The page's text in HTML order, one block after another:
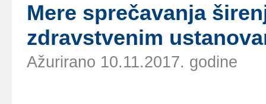
Mеrе sprеčаvаnjа
zdrаvstvеnim
Ažurirano 10.11.2017. godine